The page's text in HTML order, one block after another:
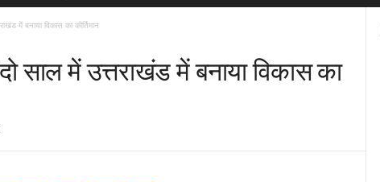
में बनाया विकास का कीर्तिमान
साल में उत्तराखंड में बनाया विकास का